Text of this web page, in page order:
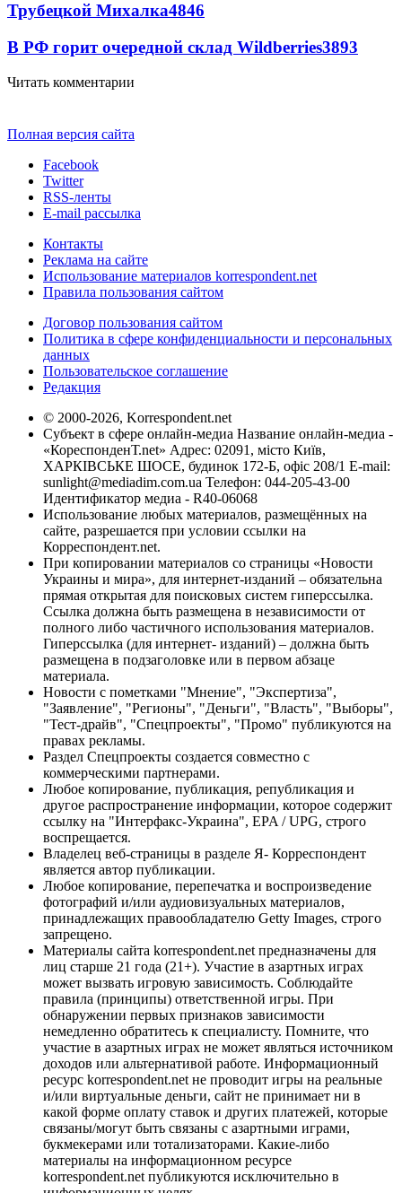
Трубецкой Михалка4846
В РФ горит очередной склад Wildberries3893
Читать комментарии
Полная версия сайта
Facebook
Twitter
RSS-ленты
E-mail рассылка
Контакты
Реклама на сайте
Использование материалов korrespondent.net
Правила пользования сайтом
Договор пользования сайтом
Политика в сфере конфиденциальности и персональных
данных
Пользовательское соглашение
Редакция
© 2000-2026, Korrespondent.net
Субъект в сфере онлайн-медиа Название онлайн-медиа -
«КореспонденТ.net» Адрес: 02091, місто Київ,
ХАРКІВСЬКЕ ШОСЕ, будинок 172-Б, офіс 208/1 E-mail:
sunlight@mediadim.com.ua Телефон: 044-205-43-00
Идентификатор медиа - R40-06068
Использование любых материалов, размещённых на
сайте, разрешается при условии ссылки на
Корреспондент.net.
При копировании материалов со страницы «Новости
Украины и мира», для интернет-изданий – обязательна
прямая открытая для поисковых систем гиперссылка.
Ссылка должна быть размещена в независимости от
полного либо частичного использования материалов.
Гиперссылка (для интернет- изданий) – должна быть
размещена в подзаголовке или в первом абзаце
материала.
Новости с пометками "Мнение", "Экспертиза",
"Заявление", "Регионы", "Деньги", "Власть", "Выборы",
"Тест-драйв", "Спецпроекты", "Промо" публикуются на
правах рекламы.
Раздел Спецпроекты создается совместно с
коммерческими партнерами.
Любое копирование, публикация, републикация и
другое распространение информации, которое содержит
ссылку на "Интерфакс-Украина", EPA / UPG, строго
воспрещается.
Владелец веб-страницы в разделе Я- Корреспондент
является автор публикации.
Любое копирование, перепечатка и воспроизведение
фотографий и/или аудиовизуальных материалов,
принадлежащих правообладателю Getty Images, строго
запрещено.
Материалы сайта korrespondent.net предназначены для
лиц старше 21 года (21+). Участие в азартных играх
может вызвать игровую зависимость. Соблюдайте
правила (принципы) ответственной игры. При
обнаружении первых признаков зависимости
немедленно обратитесь к специалисту. Помните, что
участие в азартных играх не может являться источником
доходов или альтернативой работе. Информационный
ресурс korrespondent.net не проводит игры на реальные
и/или виртуальные деньги, сайт не принимает ни в
какой форме оплату ставок и других платежей, которые
связаны/могут быть связаны с азартными играми,
букмекерами или тотализаторами. Какие-либо
материалы на информационном ресурсе
korrespondent.net публикуются исключительно в